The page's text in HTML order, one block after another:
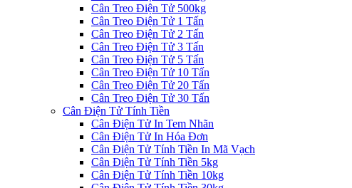
Cân Treo Điện Tử 500kg
Cân Treo Điện Tử 1 Tấn
Cân Treo Điện Tử 2 Tấn
Cân Treo Điện Tử 3 Tấn
Cân Treo Điện Tử 5 Tấn
Cân Treo Điện Tử 10 Tấn
Cân Treo Điện Tử 20 Tấn
Cân Treo Điện Tử 30 Tấn
Cân Điện Tử Tính Tiền
Cân Điện Tử In Tem Nhãn
Cân Điện Tử In Hóa Đơn
Cân Điện Tử Tính Tiền In Mã Vạch
Cân Điện Tử Tính Tiền 5kg
Cân Điện Tử Tính Tiền 10kg